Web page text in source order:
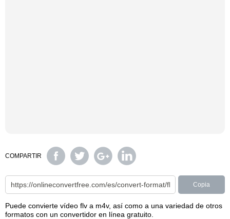
COMPARTIR
Copia
Puede convierte vídeo flv a m4v, así como a una variedad de otros
formatos con un convertidor en línea gratuito.